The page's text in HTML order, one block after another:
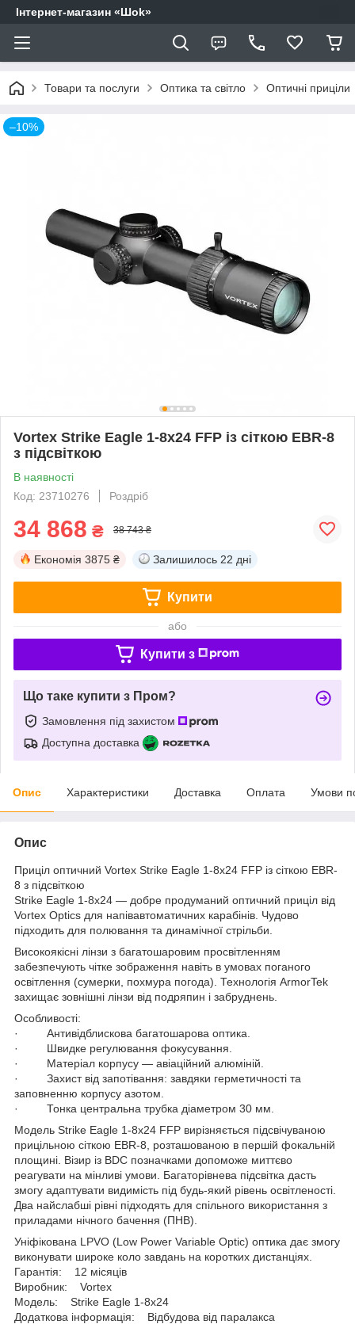
Інтернет-магазин «Шоk»
Товари та послуги Оптика та світло Оптичні приціли
–10%
Vortex Strike Eagle 1-8x24 FFP із сіткою EBR-8
з підсвіткою
В наявності
Код: 23710276
Роздріб
34 868 ₴ 38 743 ₴
Економія 3875 ₴ Залишилось 22 дні
Купити
або
Купити з
Що таке купити з Пром?
Замовлення під захистом
Доступна доставка
Опис Характеристики Доставка Оплата Умови
Опис
Приціл оптичний Vortex Strike Eagle 1-8x24 FFP із сіткою EBR-
8 з підсвіткою
Strike Eagle 1-8x24 — добре продуманий оптичний приціл від
Vortex Optics для напівавтоматичних карабінів. Чудово
підходить для полювання та динамічної стрільби.
Високоякісні лінзи з багатошаровим просвітленням
забезпечують чітке зображення навіть в умовах поганого
освітлення (сумерки, похмура погода). Технологія ArmorTek
захищає зовнішні лінзи від подряпин і забруднень.
Особливості:
· Антивідблискова багатошарова оптика.
· Швидке регулювання фокусування.
· Матеріал корпусу — авіаційний алюміній.
· Захист від запотівання: завдяки герметичності та
заповненню корпусу азотом.
· Тонка центральна трубка діаметром 30 мм.
Модель Strike Eagle 1-8x24 FFP вирізняється підсвічуваною
прицільною сіткою EBR-8, розташованою в першій фокальній
площині. Візир із BDC позначками допоможе миттєво
реагувати на мінливі умови. Багаторівнева підсвітка дасть
змогу адаптувати видимість під будь-який рівень освітленості.
Два найслабші рівні підходять для спільного використання з
приладами нічного бачення (ПНВ).
Уніфікована LPVO (Low Power Variable Optic) оптика дає змогу
виконувати широке коло завдань на коротких дистанціях.
Гарантія: 12 місяців
Виробник: Vortex
Модель: Strike Eagle 1-8x24
Додаткова інформація: Відбудова від паралакса